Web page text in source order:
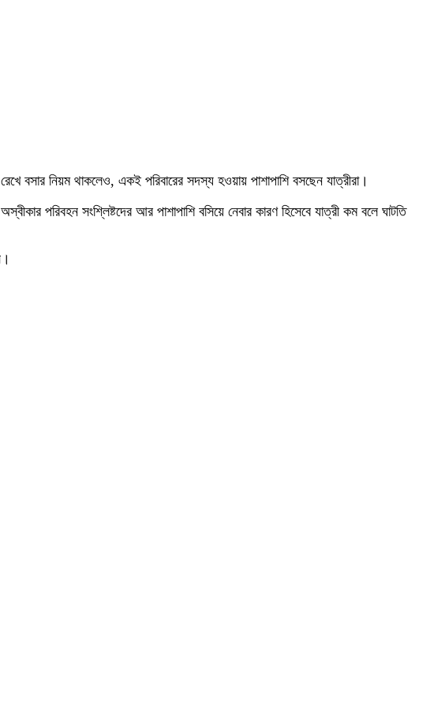
বসার নিয়ম থাকলেও, একই পরিবারের সদস্য হওয়ায় পাশাপাশি বসছেন যাত্রীরা।
পরিবহন সংশ্লিষ্টদের আর পাশাপাশি বসিয়ে নেবার কারণ হিসেবে যাত্রী কম বলে ঘাটতি